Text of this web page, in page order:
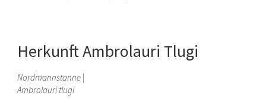
Herkunft Ambrolauri Tlugi
Nordmannstanne |
Ambrolauri tlugi